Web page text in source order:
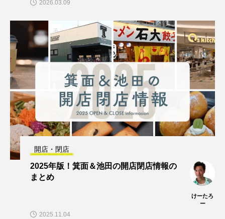
2026.03.09
開店・閉店
2025年版！箕面＆池田の開店閉店情報の
まとめ
けーたろ
ー
2025.11.04